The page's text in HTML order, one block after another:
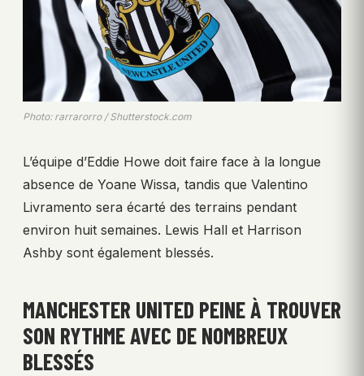
Photo: rarrarorro / Shutterstock.com
L’équipe d’Eddie Howe doit faire face à la longue
absence de Yoane Wissa, tandis que Valentino
Livramento sera écarté des terrains pendant
environ huit semaines. Lewis Hall et Harrison
Ashby sont également blessés.
MANCHESTER UNITED PEINE À TROUVER
SON RYTHME AVEC DE NOMBREUX
BLESSÉS